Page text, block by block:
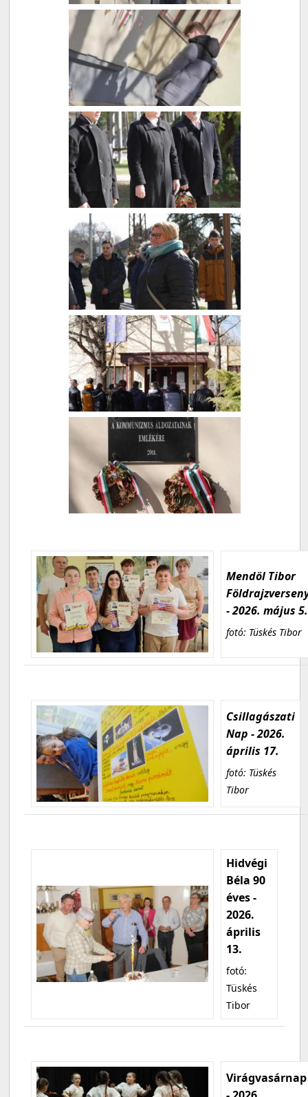
Mendöl Tibor
- 2026. május 5.
fotó: Tüskés Tibor
Csillagászati
Nap - 2026.
április 17.
fotó: Tüskés
Tibor
Hidvégi
Béla 90
éves -
2026.
április
13.
fotó:
Tüskés
Tibor
Virágvasárnap